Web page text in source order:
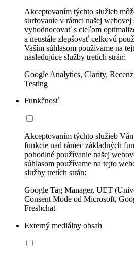
Akceptovaním týchto služieb
surfovanie v rámci našej webovej
vyhodnocovať s cieľom
a neustále zlepšovať celkovú
Vaším súhlasom používame na
nasledujúce služby tretích strán:
Google Analytics, Clarity,
Testing
Funkčnosť
Akceptovaním týchto služieb
funkcie nad rámec základných
pohodlné používanie našej
súhlasom používame na tejto
služby tretích strán:
Google Tag Manager, UET
Consent Mode od Microsoft,
Freshchat
Externý mediálny obsah